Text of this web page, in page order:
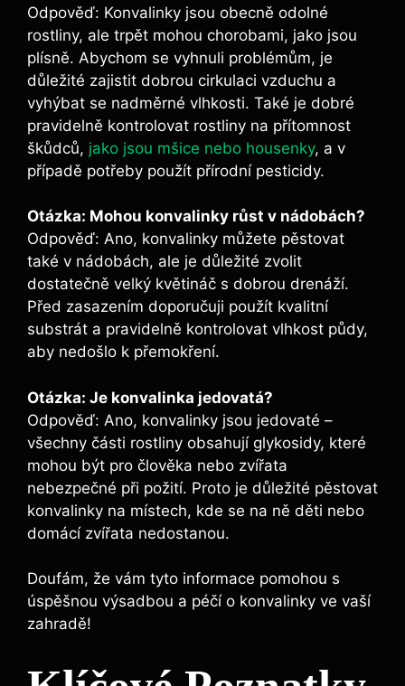
Odpověď: Konvalinky jsou obecně odolné
rostliny, ale trpět mohou chorobami, jako jsou
plísně. Abychom se vyhnuli problémům, je
důležité zajistit dobrou cirkulaci vzduchu a
vyhýbat se nadměrné vlhkosti. Také je dobré
pravidelně kontrolovat rostliny na přítomnost
škůdců, jako jsou mšice nebo housenky, a v
případě potřeby použít přírodní pesticidy.
Otázka: Mohou konvalinky růst v nádobách?
Odpověď: Ano, konvalinky můžete pěstovat
také v nádobách, ale je důležité zvolit
dostatečně velký květináč s dobrou drenáží.
Před zasazením doporučuji použít kvalitní
substrát a pravidelně kontrolovat vlhkost půdy,
aby nedošlo k přemokření.
Otázka: Je konvalinka jedovatá?
Odpověď: Ano, konvalinky jsou jedovaté –
všechny části rostliny obsahují glykosidy, které
mohou být pro člověka nebo zvířata
nebezpečné při požití. Proto je důležité pěstovat
konvalinky na místech, kde se na ně děti nebo
domácí zvířata nedostanou.
Doufám, že vám tyto informace pomohou s
úspěšnou výsadbou a péčí o konvalinky ve vaší
zahradě!